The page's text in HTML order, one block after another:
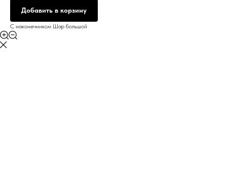
Добавить в корзину
С наконечником Шар большой